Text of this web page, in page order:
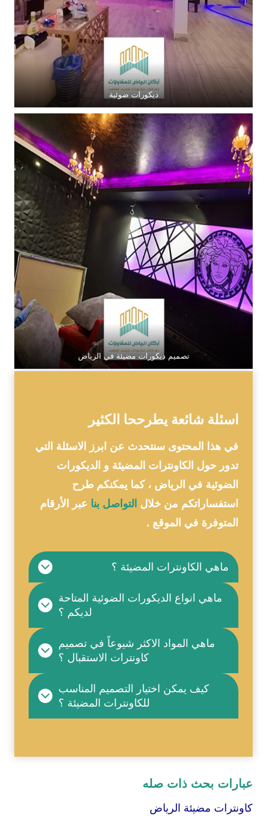
ديكورات ضوئية
تصميم ديكورات مضيئة في الرياض
اسئلة شائعة يطرححا الكثير
في هذا المحتوى سنتحدث عن ابرز الاسئلة التي
تدور حول الكاونترات المضيئة و الديكورات
الضوئية في الرياض ، كما يمكنكم طرح
استفساراتكم من خلال التواصل بنا عبر الأرقام
المتوفرة في الموقع .
ماهي الكاونترات المضيئة ؟
ماهي انواع الديكورات الضوئية المتاحة
لديكم ؟
ماهي المواد الاكثر شيوعاً في تصميم
كاونترات الاستقبال ؟
كيف يمكن اختيار التصميم المناسب
للكاونترات المضيئة ؟
عبارات بحث ذات صله
كاونترات مضيئة الرياض